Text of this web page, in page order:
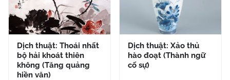
Dịch thuật: Thoái nhất
bộ hải khoát thiên
không (Tăng quảng
hiền văn)
Dịch thuật: Xảo thủ
hào đoạt (Thành ngữ
cố sự)